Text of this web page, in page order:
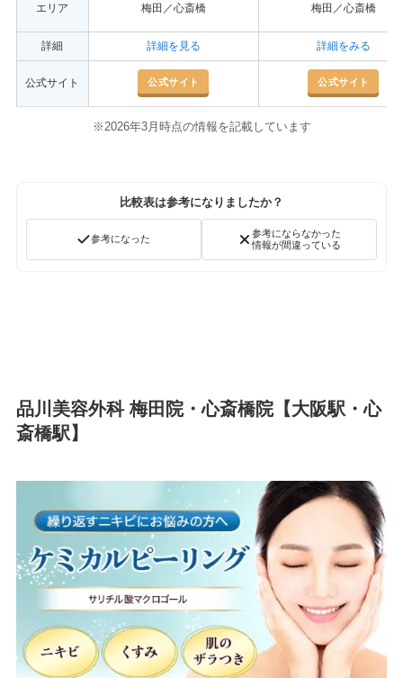
エリア 梅田／心斎橋 梅田／心斎橋
詳細 詳細を見る 詳細をみる
公式サイト 公式サイト 公式サイト
※2026年3月時点の情報を記載しています
比較表は参考になりましたか？
参考になった
参考にならなかった
情報が間違っている
品川美容外科 梅田院・心斎橋院【大阪駅・心
斎橋駅】